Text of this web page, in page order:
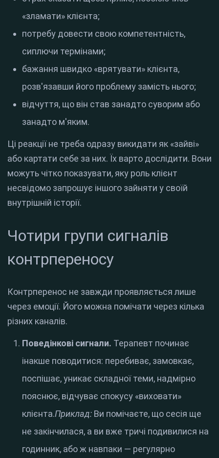
«зламати» клієнта;
потребу довести свою компетентність,
сиплючи термінами;
бажання швидко «врятувати» клієнта,
розв'язавши його проблему замість нього;
відчуття, що він став занадто суворим або
занадто м'яким.
Ці реакції не треба одразу викидати як «зайві»
або картати себе за них. Їх варто дослідити. Вони
можуть чітко показувати, яку роль клієнт
несвідомо запрошує іншого зайняти у своїй
внутрішній історії.
Чотири групи сигналів
контрпереносу
Контрперенос не завжди проявляється лише
через емоції. Його можна помічати через кілька
різних каналів.
Поведінкові сигнали. Терапевт починає
інакше поводитися: перебиває, замовкає,
поспішає, уникає складної теми, надмірно
пояснює, відчуває спокусу «виховати»
клієнта.Приклад: Ви помічаєте, що сесія ще
не закінчилася, а ви вже тричі подивилися на
годинник, або ж навпаки — регулярно